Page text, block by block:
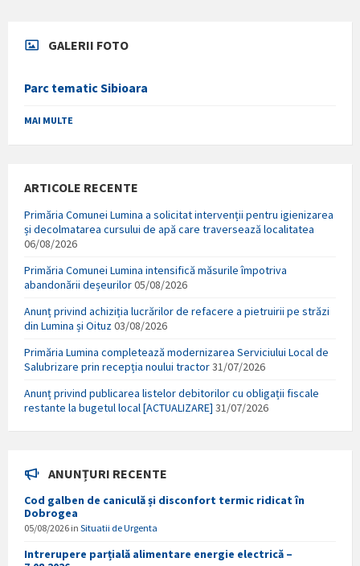
GALERII FOTO
Parc tematic Sibioara
MAI MULTE
ARTICOLE RECENTE
Primăria Comunei Lumina a solicitat intervenții pentru igienizarea
și decolmatarea cursului de apă care traversează localitatea
06/08/2026
Primăria Comunei Lumina intensifică măsurile împotriva
abandonării deșeurilor05/08/2026
Anunț privind achiziția lucrărilor de refacere a pietruirii pe străzi
din Lumina și Oituz03/08/2026
Primăria Lumina completează modernizarea Serviciului Local de
Salubrizare prin recepția noului tractor31/07/2026
Anunț privind publicarea listelor debitorilor cu obligații fiscale
restante la bugetul local [ACTUALIZARE] 31/07/2026
ANUNȚURI RECENTE
Cod galben de caniculă și disconfort termic ridicat în
Dobrogea
05/08/2026 in Situatii de Urgenta
Intrerupere parțială alimentare energie electrică –